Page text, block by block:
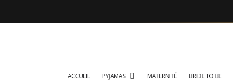
ACCUEIL PYJAMAS MATERNITÉ BRIDE TO BE